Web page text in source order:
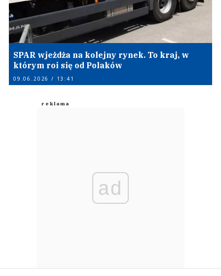
SPAR wjeżdża na kolejny rynek. To kraj, w
którym roi się od Polaków
09.06.2026 / 13:41
ad